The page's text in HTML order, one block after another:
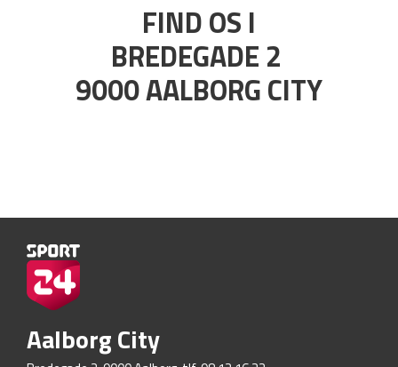
FIND OS I
BREDEGADE 2
9000 AALBORG CITY
Aalborg City